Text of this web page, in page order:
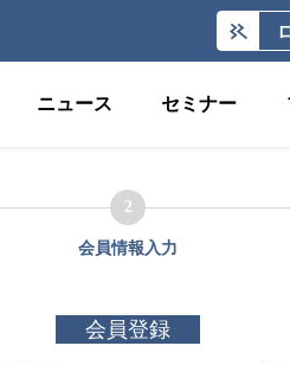
ニュース セミナー
2
会員情報入力
会員登録